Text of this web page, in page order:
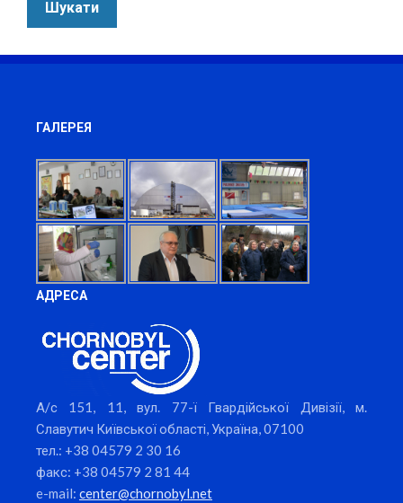
ГАЛЕРЕЯ
АДРЕСА
А/с 151, 11, вул. 77-ї Гвардійської Дивізії, м.
Славутич Київської області, Україна, 07100
тел.: +38 04579 2 30 16
факс: +38 04579 2 81 44
e-mail: center@chornobyl.net